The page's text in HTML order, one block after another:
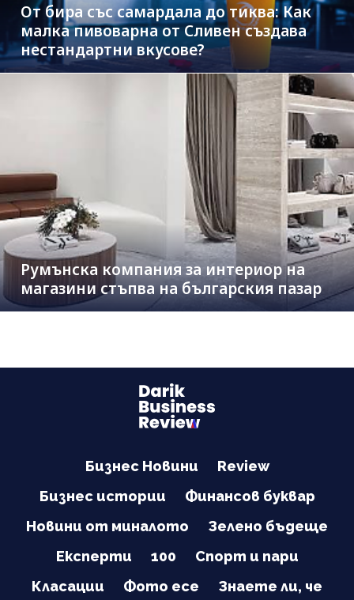
От бира със самардала до тиква: Как
малка пивоварна от Сливен създава
нестандартни вкусове?
Румънска компания за интериор на
магазини стъпва на българския пазар
Бизнес Новини
Review
Бизнес истории
Финансов буквар
Новини от миналото
Зелено бъдеще
Експерти
100
Спорт и пари
Класации
Фото есе Знаете ли, че